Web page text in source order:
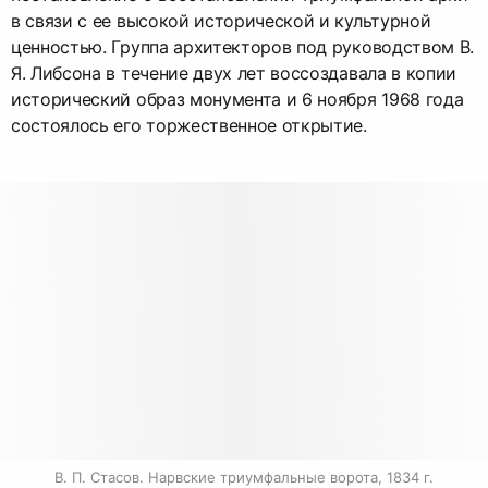
в связи с ее высокой исторической и культурной
ценностью. Группа архитекторов под руководством В.
Я. Либсона в течение двух лет воссоздавала в копии
исторический образ монумента и 6 ноября 1968 года
состоялось его торжественное открытие.
В. П. Стасов. Нарвские триумфальные ворота, 1834 г.